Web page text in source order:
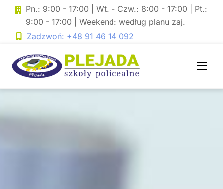
Skip
content
Pn.: 9:00 - 17:00 | Wt. - Czw.: 8:00 - 17:00 | Pt.:
9:00 - 17:00 | Weekend: według planu zaj.
Zadzwoń: +48 91 46 14 092